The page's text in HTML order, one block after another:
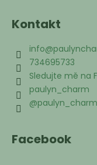
Kontakt
info@
734695733
Sledujte mě na
paulyn_charm
@paulyn_charm
Facebook